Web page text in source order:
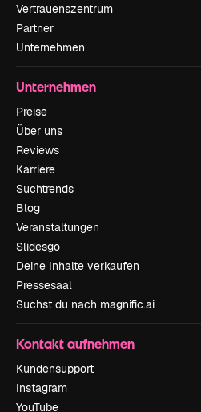
Vertrauenszentrum
Partner
Unternehmen
Unternehmen
Preise
Über uns
Reviews
Karriere
Suchtrends
Blog
Veranstaltungen
Slidesgo
Deine Inhalte verkaufen
Pressesaal
Suchst du nach magnific.ai
Kontakt aufnehmen
Kundensupport
Instagram
YouTube